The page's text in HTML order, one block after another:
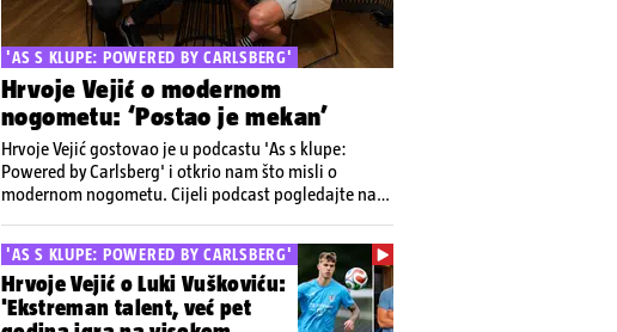
'AS S KLUPE: POWERED BY CARLSBERG'
Hrvoje Vejić o modernom
nogometu: ‘Postao je mekan’
Hrvoje Vejić gostovao je u podcastu 'As s klupe:
Powered by Carlsberg' i otkrio nam što misli o
modernom nogometu. Cijeli podcast pogledajte na
'AS S KLUPE: POWERED BY CARLSBERG'
Hrvoje Vejić o Luki Vuškoviću:
'Ekstreman talent, već pet